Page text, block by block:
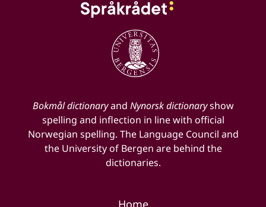
Bokmål dictionaryand Nynorsk dictionaryshow
spelling and inflection in line with official
Norwegian spelling. The Language Council and
the University of Bergen are behind the
dictionaries.
Home